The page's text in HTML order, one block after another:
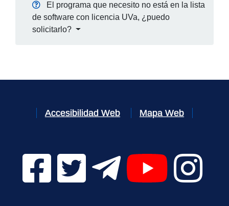
El programa que necesito no está en la lista
de software con licencia UVa, ¿puedo
solicitarlo?
Accesibilidad Web Mapa Web
Facebook Digital UVa (se abrirá en una nueva
Twitter Digital UVa (se abrirá en una
Telegram Digital UVa (se
YouTube Digital